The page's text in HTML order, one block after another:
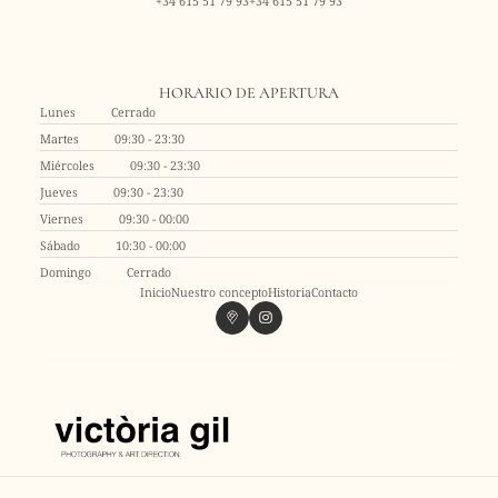
HORARIO DE APERTURA
Lunes
Cerrado
Martes
09:30 - 23:30
Miércoles
09:30 - 23:30
Jueves
09:30 - 23:30
Viernes
09:30 - 00:00
Sábado
10:30 - 00:00
Domingo
Cerrado
InicioNuestro conceptoHistoriaContacto